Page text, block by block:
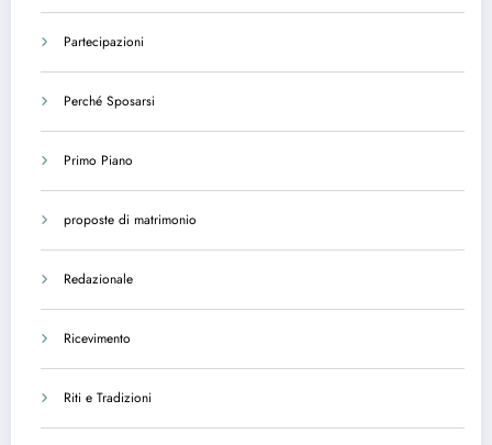
Partecipazioni
Perché Sposarsi
Primo Piano
proposte di matrimonio
Redazionale
Ricevimento
Riti e Tradizioni